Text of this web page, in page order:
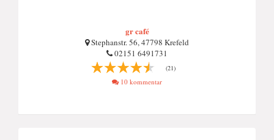
gr café
Stephanstr. 56, 47798 Krefeld
02151 6491731
(21)
10 kommentar